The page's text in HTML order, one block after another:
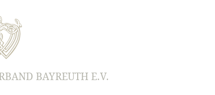
BAYREUTH E.V.